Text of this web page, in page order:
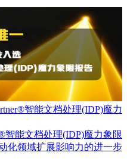
智能文档处理(IDP)魔力
智能文档处理(IDP)魔力象限
化领域扩展影响力的进一步